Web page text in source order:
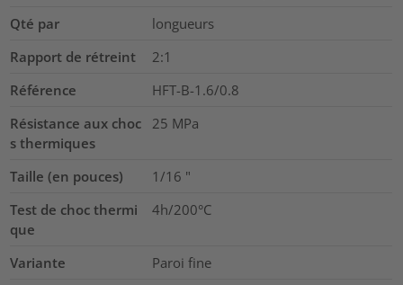
Qté par
longueurs
Rapport de rétreint
2:1
Référence
HFT-B-1.6/0.8
Résistance aux choc
s thermiques
25 MPa
Taille (en pouces) 1/16 "
Test de choc thermi
que
4h/200°C
Variante
Paroi fine